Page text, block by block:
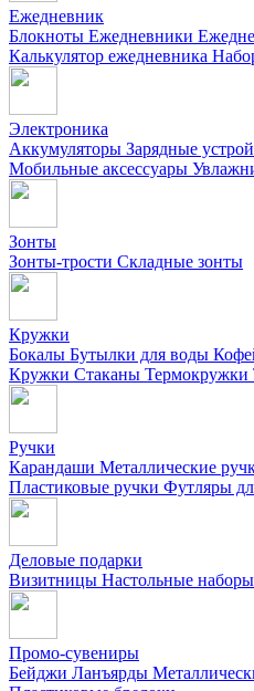
Ежедневник
Блокноты Ежедневники
Калькулятор ежедневника
Электроника
Аккумуляторы Зарядные
Мобильные аксессуары
Зонты
Зонты-трости Складные зонты
Кружки
Бокалы Бутылки для воды
Кружки Стаканы Термокружки
Ручки
Карандаши Металлические
Пластиковые ручки Футляры
Деловые подарки
Визитницы Настольные наборы
Промо-сувениры
Бейджи Ланъярды